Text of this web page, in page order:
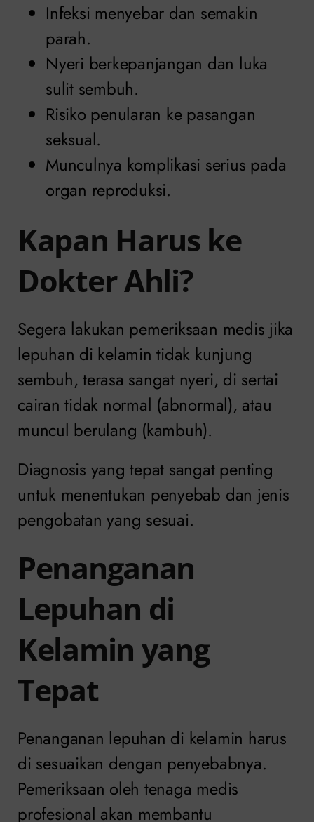
Infeksi menyebar dan semakin
parah.
Nyeri berkepanjangan dan luka
sulit sembuh.
Risiko penularan ke pasangan
seksual.
Munculnya komplikasi serius pada
organ reproduksi.
Kapan Harus ke
Dokter Ahli?
Segera lakukan pemeriksaan medis jika
lepuhan di kelamin tidak kunjung
sembuh, terasa sangat nyeri, di sertai
cairan tidak normal (abnormal), atau
muncul berulang (kambuh).
Diagnosis yang tepat sangat penting
untuk menentukan penyebab dan jenis
pengobatan yang sesuai.
Penanganan
Lepuhan di
Kelamin yang
Tepat
Penanganan lepuhan di kelamin harus
di sesuaikan dengan penyebabnya.
Pemeriksaan oleh tenaga medis
profesional akan membantu